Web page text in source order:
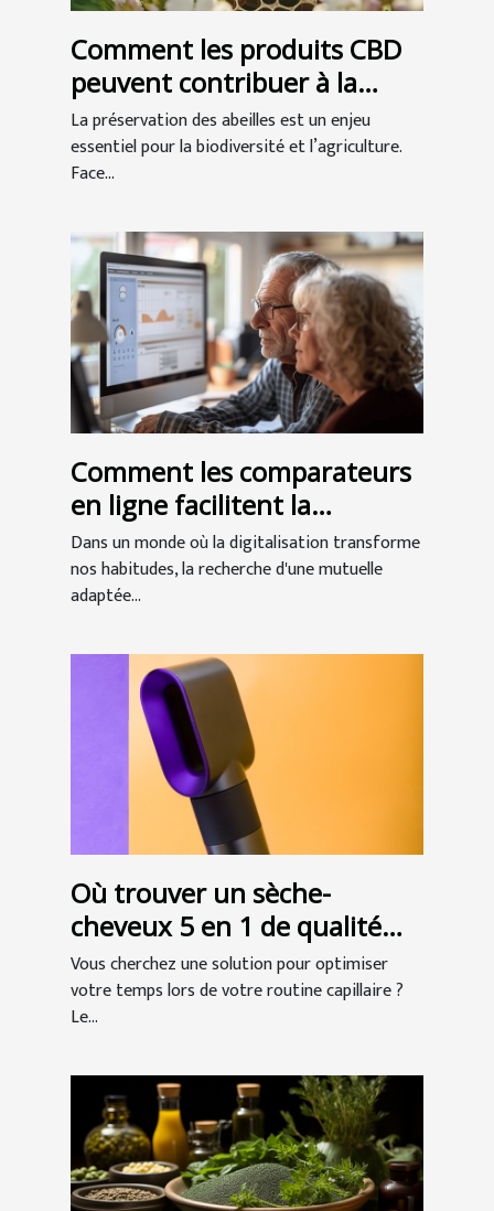
Comment les produits CBD
peuvent contribuer à la
préservation des abeilles ?
La préservation des abeilles est un enjeu
essentiel pour la biodiversité et l’agriculture.
Face...
Comment les comparateurs
en ligne facilitent la
recherche de mutuelles
seniors
Dans un monde où la digitalisation transforme
nos habitudes, la recherche d'une mutuelle
adaptée...
Où trouver un sèche-
cheveux 5 en 1 de qualité
professionnelle ?
Vous cherchez une solution pour optimiser
votre temps lors de votre routine capillaire ?
Le...